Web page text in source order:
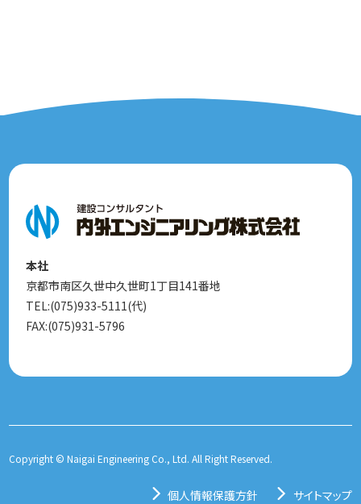
本社
京都市南区久世中久世町1丁目141番地
TEL:(075)933-5111(代)
FAX:(075)931-5796
Copyright © Naigai Engineering Co., Ltd. All Right Reserved.
個人情報保護方針 サイトマップ